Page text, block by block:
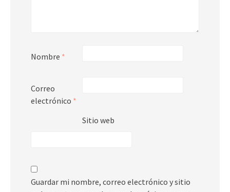
Nombre *
Correo
electrónico *
Sitio web
Guardar mi nombre, correo electrónico y sitio